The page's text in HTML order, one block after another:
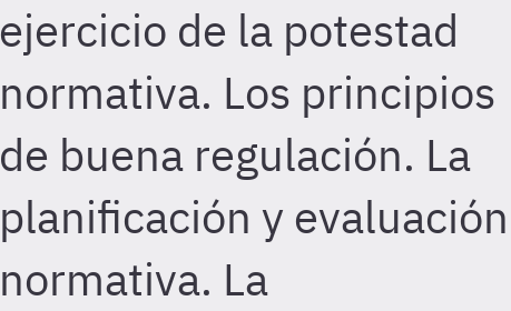
ejercicio de la potestad
normativa. Los principios
de buena regulación. La
planificación y evaluación
normativa. La